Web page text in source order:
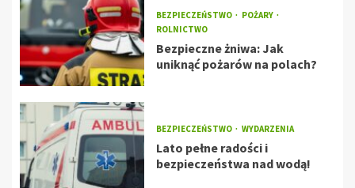
BEZPIECZEŃSTWO
POŻARY
ROLNICTWO
Bezpieczne żniwa: Jak
uniknąć pożarów na polach?
BEZPIECZEŃSTWO WYDARZENIA
Lato pełne radości i
bezpieczeństwa nad wodą!